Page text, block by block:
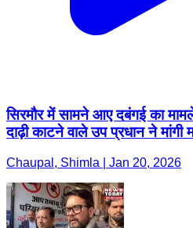
सिरमौर में सामने आए दबंगई का
दाढ़ी काटने वाले उप प्रधान ने मांगी
Chaupal, Shimla | Jan 20, 2026